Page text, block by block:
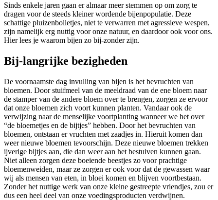
Sinds enkele jaren gaan er almaar meer stemmen op om zorg te
dragen voor de steeds kleiner wordende bijenpopulatie. Deze
schattige pluizenbolletjes, niet te verwarren met agressieve wespen,
zijn namelijk erg nuttig voor onze natuur, en daardoor ook voor ons.
Hier lees je waarom bijen zo bij-zonder zijn.
Bij-langrijke bezigheden
De voornaamste dag invulling van bijen is het bevruchten van
bloemen. Door stuifmeel van de meeldraad van de ene bloem naar
de stamper van de andere bloem over te brengen, zorgen ze ervoor
dat onze bloemen zich voort kunnen planten. Vandaar ook de
verwijzing naar de menselijke voortplanting wanneer we het over
“de bloemetjes en de bijtjes” hebben. Door het bevruchten van
bloemen, ontstaan er vruchten met zaadjes in. Hieruit komen dan
weer nieuwe bloemen tevoorschijn. Deze nieuwe bloemen trekken
ijverige bijtjes aan, die dan weer aan het bestuiven kunnen gaan.
Niet alleen zorgen deze boeiende beestjes zo voor prachtige
bloemenweiden, maar ze zorgen er ook voor dat de gewassen waar
wij als mensen van eten, in bloei komen en blijven voortbestaan.
Zonder het nuttige werk van onze kleine gestreepte vriendjes, zou er
dus een heel deel van onze voedingsproducten verdwijnen.